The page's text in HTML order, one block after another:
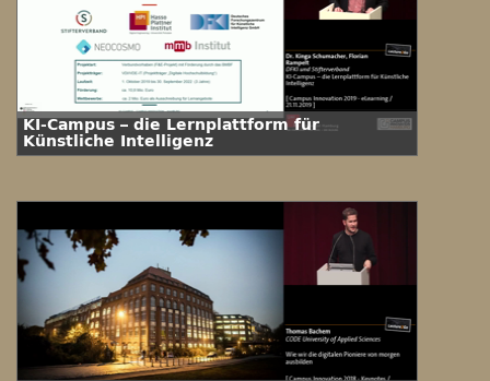
KI-Campus – die Lernplattform für
Künstliche Intelligenz